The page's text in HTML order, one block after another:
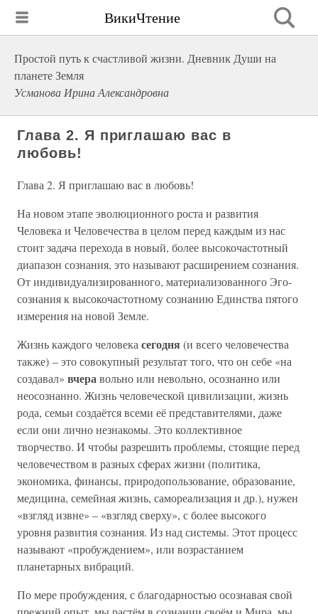
ВикиЧтение
Простой путь к счастливой жизни. Дневник Души на
планете Земля
Усманова Ирина Александровна
Глава 2. Я приглашаю вас в
любовь!
Глава 2. Я приглашаю вас в любовь!
На новом этапе эволюционного роста и развития
Человека и Человечества в целом перед каждым из нас
стоит задача перехода в новый, более высокочастотный
диапазон сознания, это называют расширением сознания.
От индивидуализированного, материализованного Эго-
сознания к высокочастотному сознанию Единства пятого
измерения на новой Земле.
Жизнь каждого человека сегодня (и всего человечества
также) – это совокупный результат того, что он себе «на
создавал» вчеравольно или невольно, осознанно или
неосознанно. Жизнь человеческой цивилизации, жизнь
рода, семьи создаётся всеми её представителями, даже
если они лично незнакомы. Это коллективное
творчество. И чтобы разрешить проблемы, стоящие перед
человечеством в разных сферах жизни (политика,
экономика, финансы, природопользование, образование,
медицина, семейная жизнь, самореализация и др.), нужен
«взгляд извне» – «взгляд сверху», с более высокого
уровня развития сознания. Из над системы. Этот процесс
называют «пробуждением», или возрастанием
планетарных вибраций.
По мере пробуждения, с благодарностью осознавая свой